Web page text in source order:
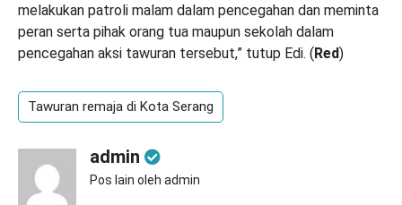
melakukan patroli malam dalam pencegahan dan meminta
peran serta pihak orang tua maupun sekolah dalam
pencegahan aksi tawuran tersebut,” tutup Edi. (Red)
Tawuran remaja di Kota Serang
admin
Pos lain oleh admin